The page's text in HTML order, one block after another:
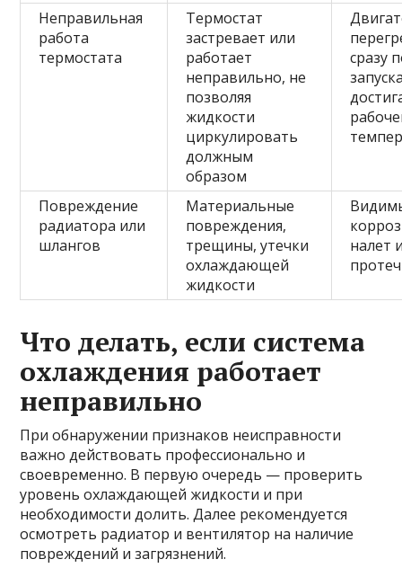
Неправильная
работа
термостата
Термостат
застревает или
работает
неправильно, не
позволяя
жидкости
циркулировать
должным
образом
сразу
Повреждение
радиатора или
шлангов
Материальные
повреждения,
трещины, утечки
охлаждающей
жидкости
налет
Что делать, если система
охлаждения работает
неправильно
При обнаружении признаков неисправности
важно действовать профессионально и
своевременно. В первую очередь — проверить
уровень охлаждающей жидкости и при
необходимости долить. Далее рекомендуется
осмотреть радиатор и вентилятор на наличие
повреждений и загрязнений.